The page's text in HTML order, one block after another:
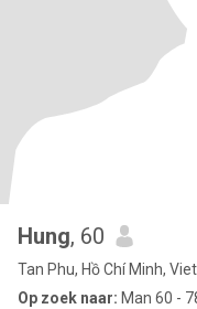
Hung, 60
Tan Phu, Hồ Chí Minh,
Op zoek naar: Man 60 -